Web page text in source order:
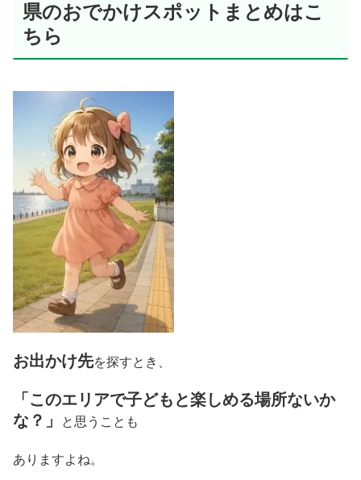
県のおでかけスポットまとめはこ
ちら
お出かけ先を探すとき、
「このエリアで子どもと楽しめる場所ないか
な？」
と思うことも
ありますよね。